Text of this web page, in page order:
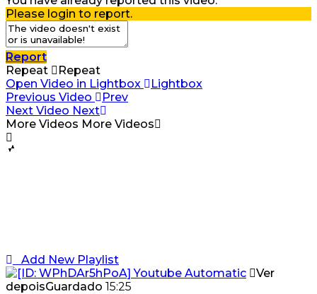
Please login to report.
Report
Repeat
Repeat
Open Video in Lightbox
Lightbox
Previous Video
Prev
Next Video Next
More Videos More Videos
Add New Playlist
Ver
depoisGuardado 15:25